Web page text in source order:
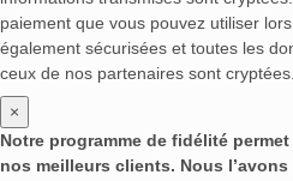
paiement que vous pouvez utiliser
également sécurisées et toutes les
ceux de nos partenaires sont cryptées.
×
Notre programme de fidélité
nos meilleurs clients. Nous